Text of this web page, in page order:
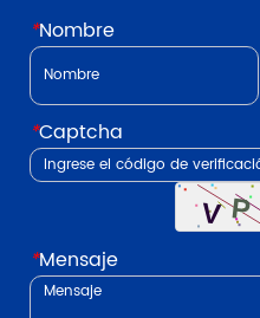
*Nombre
*Captcha
*Mensaje